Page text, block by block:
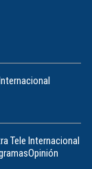
Tele Internacional
Opinión